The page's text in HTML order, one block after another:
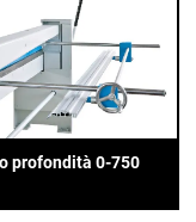
profondità 0-750